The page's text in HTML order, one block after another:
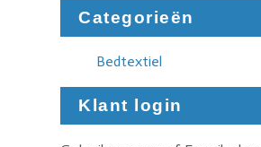
Categorieën
Bedtextiel
Klant login